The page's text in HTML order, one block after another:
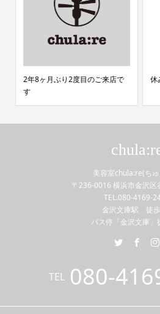
2年8ヶ月ぶり2度目のご来店で
す
休
美容室chula:re(ちゅ
〒236-0016 横浜市金沢区
TEL.080-4169-
金沢文庫駅 徒
バス停「金沢文庫」
TEL 080-